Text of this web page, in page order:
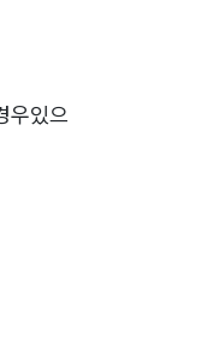
우있으